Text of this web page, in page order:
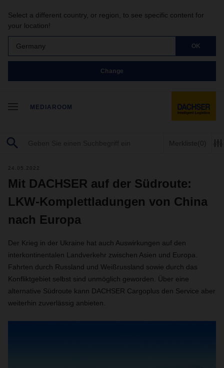
Select a different country, or region, to see specific content for
your location!
Germany OK
Change
MEDIAROOM
Merkliste(0)
24.05.2022
Mit DACHSER auf der Südroute:
LKW-Komplettladungen von China
nach Europa
Der Krieg in der Ukraine hat auch Auswirkungen auf den
interkontinentalen Landverkehr zwischen Asien und Europa.
Fahrten durch Russland und Weißrussland sowie durch das
Konfliktgebiet selbst sind unmöglich geworden. Über eine
alternative Südroute kann DACHSER Cargoplus den Service aber
weiterhin zuverlässig anbieten.